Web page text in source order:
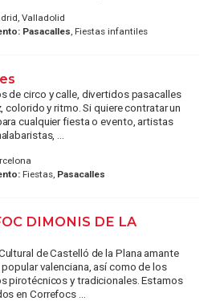
Valladolid
Pasacalles, Fiestas infantiles
de circo y calle, divertidos pasacalles
colorido y ritmo. Si quiere contratar un
cualquier fiesta o evento, artistas
...
Fiestas, Pasacalles
DIMONIS DE LA
de Castelló de la Plana amante
valenciana, así como de los
pirotécnicos y tradicionales. Estamos
en Correfocs ...